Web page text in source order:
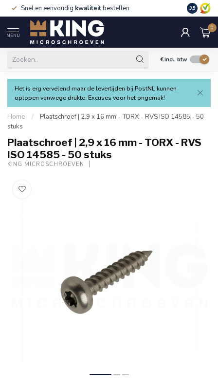
Snel en eenvoudig kwaliteitbestellen 9.5
MENU
0
€Incl. btw
Het is erg vervelend maar de levertijden bij PostNL kunnen
oplopen vanwege drukte. Excuses voor het ongemak!
Home /
Plaatschroef | 2,9 x 16 mm - TORX - RVS ISO 14585 - 50
stuks
Plaatschroef | 2,9 x 16 mm - TORX - RVS
ISO 14585 - 50 stuks
KING MICROSCHROEVEN